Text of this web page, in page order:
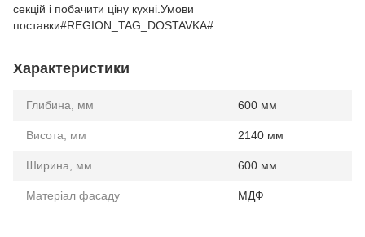
секцій і побачити ціну кухні.Умови
поставки#REGION_TAG_DOSTAVKA#
Характеристики
Глибина, мм 600 мм
Висота, мм 2140 мм
Ширина, мм 600 мм
Матеріал фасаду МДФ